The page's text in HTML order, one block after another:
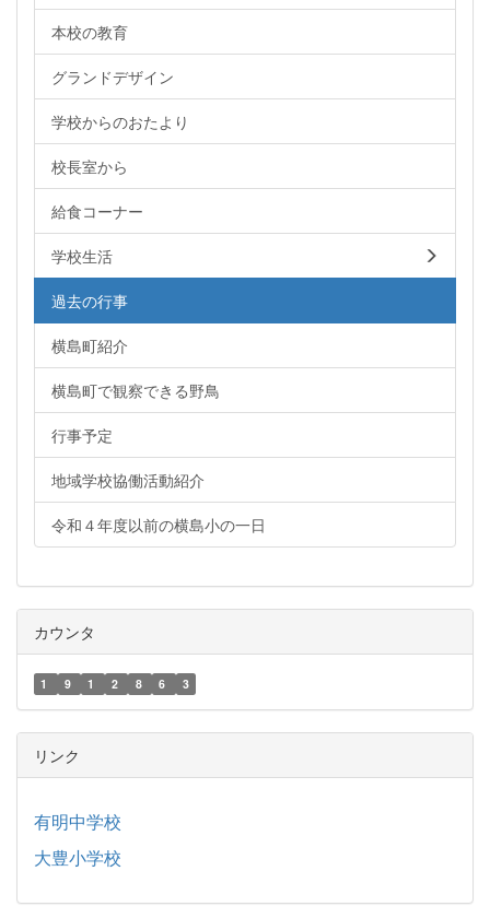
本校の教育
グランドデザイン
学校からのおたより
校長室から
給食コーナー
学校生活
過去の行事
横島町紹介
横島町で観察できる野鳥
行事予定
地域学校協働活動紹介
令和４年度以前の横島小の一日
カウンタ
1 9 1 2 8 6 3
リンク
有明中学校
大豊小学校